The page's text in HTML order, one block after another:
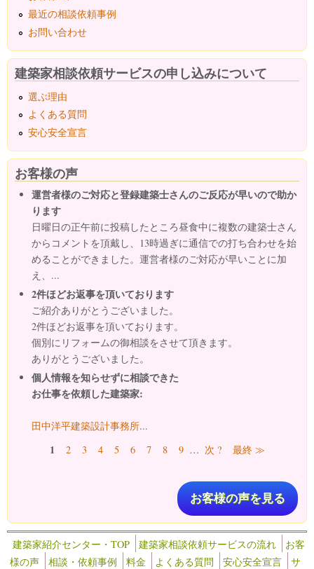
最近の相談依頼事例
お問い合わせ
建築家相談依頼サービスの申し込みについて
選ぶ理由
よくある質問
安心安全宣言
お客様の声
運営者様のご対応と登録建築士さんのご反応が早いので助か
ります
日曜日の正午前に投稿したところ昼食中に複数の建築士さん
からコメントを頂戴し、13時過ぎに通信での打ち合わせを始
めることができました。運営者様のご対応が早いことに加
え、...
2件ほどお返事を頂いております
ご紹介ありがとうございました。
2件ほどお返事を頂いております。
個別にリフォームの御相談をさせて頂きます。
ありがとうございました。
個人情報を知らせずに相談できた
お仕事を依頼した建築家:
田中洋平建築設計事務所...
ページ1 2 3 4 5 6 7 8 9 … 次 ? 最終 ≫
お客様の声を見る
建築家紹介センター・TOP 建築家相談依頼サービスの流れ
お客
様の声
相談・依頼事例 料金 よくある質問 安心安全宣言
サ